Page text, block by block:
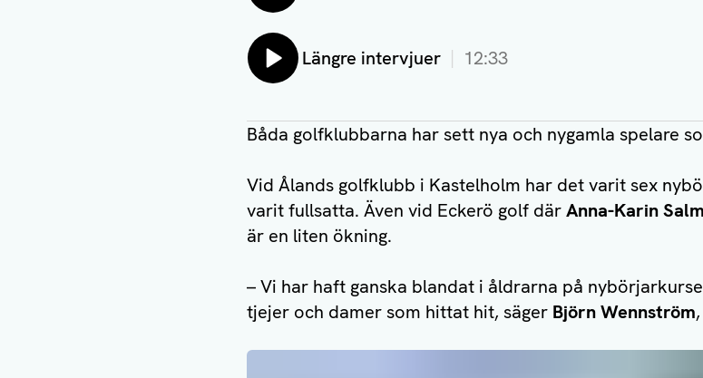
Lyssna på:
Längre intervjuer 12:33
Båda golfklubbarna har sett nya och nygamla spelare
Vid Ålands golfklubb i Kastelholm har det varit sex
varit fullsatta. Även vid Eckerö golf därAnna-Karin
är en liten ökning.
– Vi har haft ganska blandat i åldrarna på
tjejer och damer som hittat hit, säger Björn Wennström